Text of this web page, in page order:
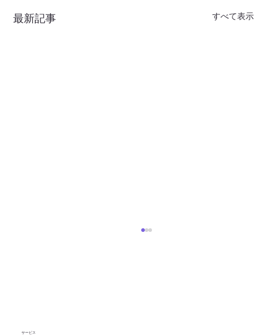
最新記事 すべて表示
​サービス